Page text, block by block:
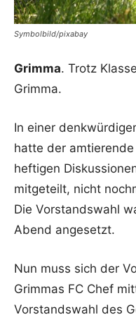
Symbolbild/pixabay
Grimma. Trotz
Grimma.
In einer
hatte der
heftigen
mitgeteilt, nicht
Die Vorstandswahl
Abend angesetzt.
Nun muss sich der
Grimmas FC Chef
Vorstandswahl des